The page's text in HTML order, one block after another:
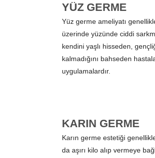
YÜZ GERME
Yüz germe ameliyatı
üzerinde yüzünde ciddi
kendini yaşlı hisseden,
kalmadığını bahseden
uygulamalardır.
KARIN GERME
Karın germe estetiği
da aşırı kilo alıp vermeye